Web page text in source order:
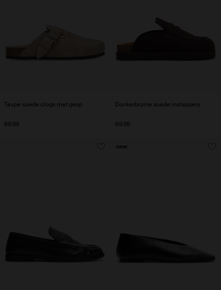
Taupe suède clogs met gesp
89.99
Donkerbruine suède instappers
89.99
new